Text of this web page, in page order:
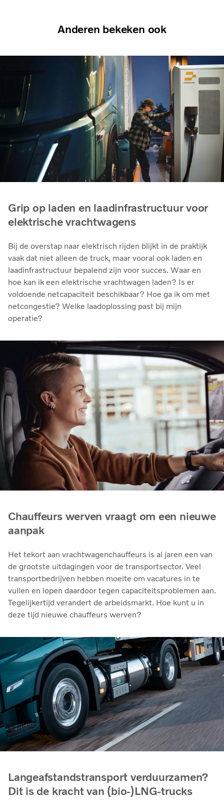
Anderen bekeken ook
Grip op laden en laadinfrastructuur voor
elektrische vrachtwagens
Bij de overstap naar elektrisch rijden blijkt in de praktijk
vaak dat niet alleen de truck, maar vooral ook laden en
laadinfrastructuur bepalend zijn voor succes. Waar en
hoe kan ik een elektrische vrachtwagen laden? Is er
voldoende netcapaciteit beschikbaar? Hoe ga ik om met
netcongestie? Welke laadoplossing past bij mijn
operatie?
Chauffeurs werven vraagt om een nieuwe
aanpak
Het tekort aan vrachtwagenchauffeurs is al jaren een van
de grootste uitdagingen voor de transportsector. Veel
transportbedrijven hebben moeite om vacatures in te
vullen en lopen daardoor tegen capaciteitsproblemen aan.
Tegelijkertijd verandert de arbeidsmarkt. Hoe kunt u in
deze tijd nieuwe chauffeurs werven?
Langeafstandstransport verduurzamen?
Dit is de kracht van (bio-)LNG-trucks